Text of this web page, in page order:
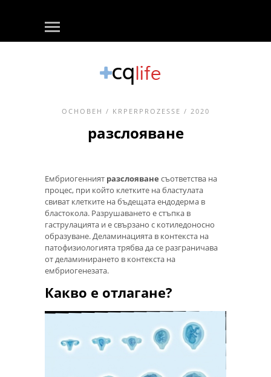
ОСНОВЕН / KRPERPROZESSE / 2020
разслояване
Ембриогенният разслояване съответства на
процес, при който клетките на бластулата
свиват клетките на бъдещата ендодерма в
бластокола. Разрушаването е стъпка в
гаструлацията и е свързано с котиледоносно
образуване. Деламинацията в контекста на
патофизиологията трябва да се разграничава
от деламинирането в контекста на
ембриогенезата.
Какво е отлагане?